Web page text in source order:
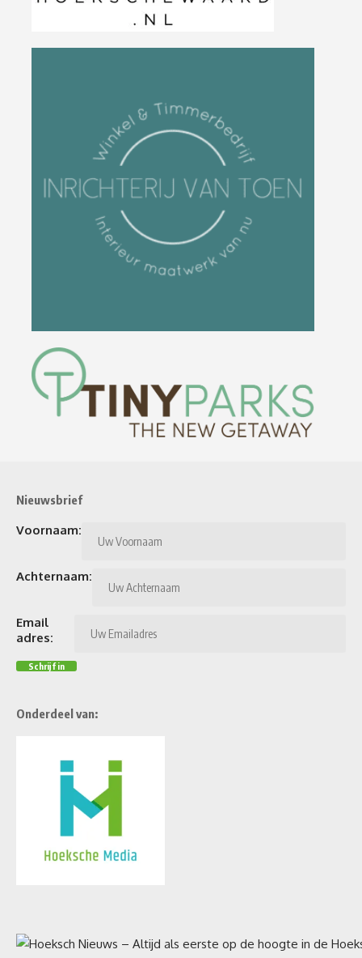
Nieuwsbrief
Voornaam:
Achternaam:
Email
adres:
Onderdeel van: